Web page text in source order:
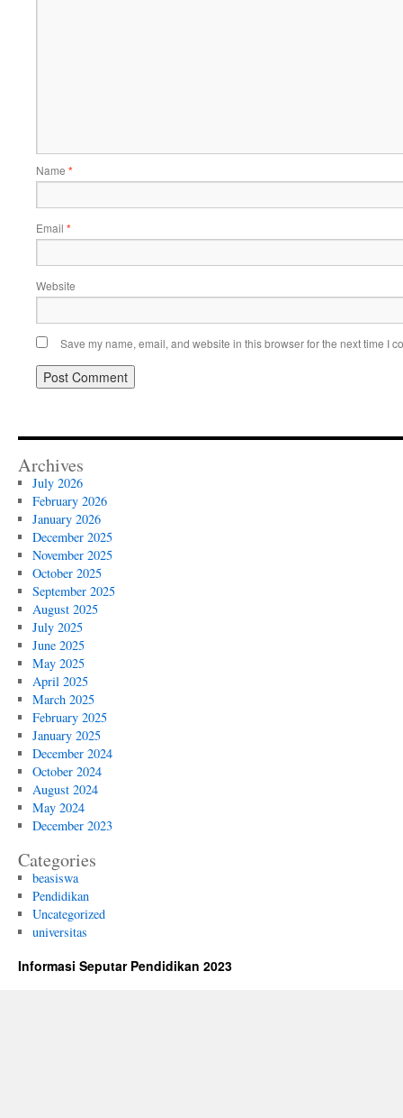
Name *
Email *
Website
Save my name, email, and website in this browser for the next time I
Archives
July 2026
February 2026
January 2026
December 2025
November 2025
October 2025
September 2025
August 2025
July 2025
June 2025
May 2025
April 2025
March 2025
February 2025
January 2025
December 2024
October 2024
August 2024
May 2024
December 2023
Categories
beasiswa
Pendidikan
Uncategorized
universitas
Informasi Seputar Pendidikan 2023